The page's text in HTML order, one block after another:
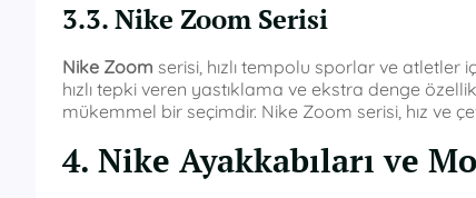
3.3. Nike Zoom Serisi
Nike Zoom serisi, hızlı tempolu sporlar ve atletler
hızlı tepki veren yastıklama ve ekstra denge
mükemmel bir seçimdir. Nike Zoom serisi, hız ve
4. Nike Ayakkabıları ve